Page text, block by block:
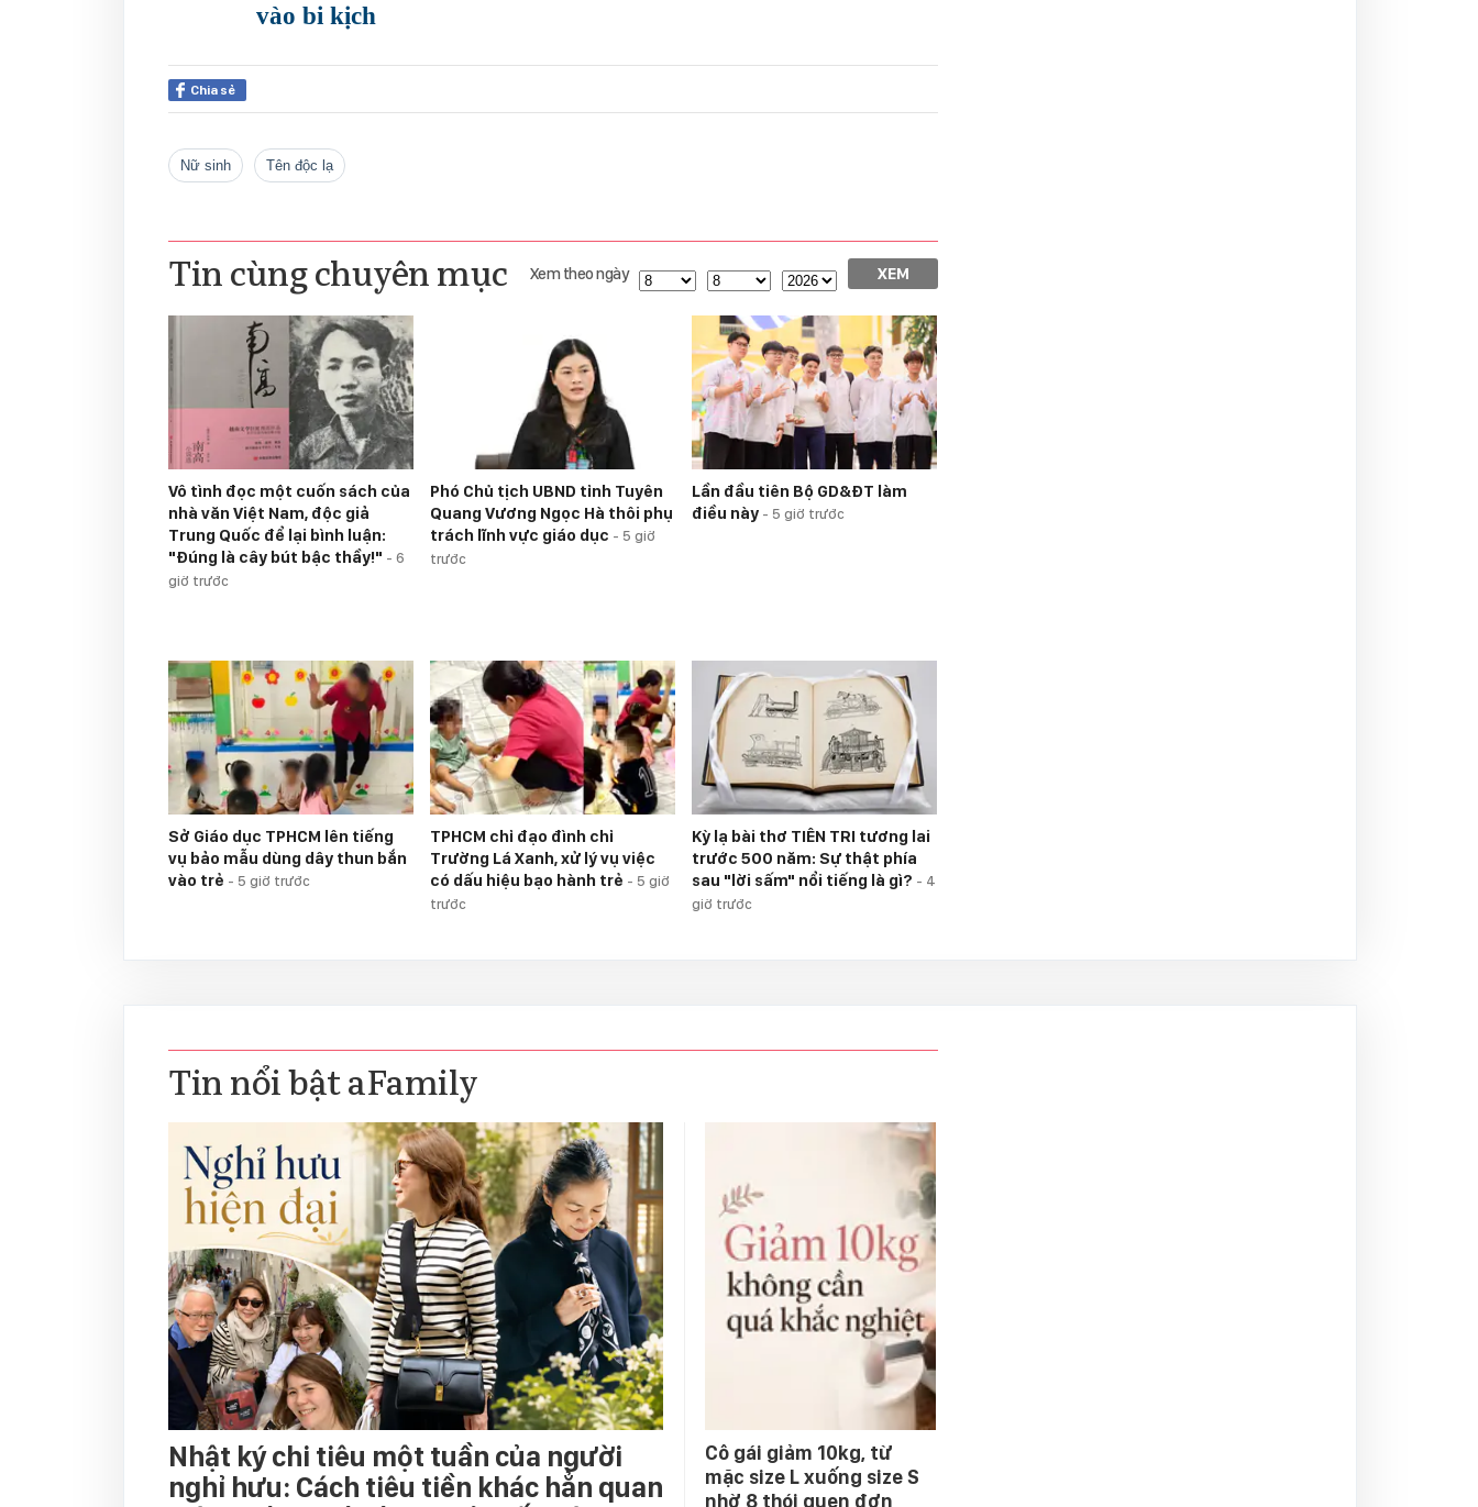
vào bi kịch
Chia sẻ
nữ sinh tên độc lạ
Tin cùng chuyên mục Xem theo ngày XEM
Vô tình đọc một cuốn sách của
nhà văn Việt Nam, độc giả
Trung Quốc để lại bình luận:
"Đúng là cây bút bậc thầy!" - 6
giờ trước
Phó Chủ tịch UBND tỉnh Tuyên
Quang Vương Ngọc Hà thôi phụ
trách lĩnh vực giáo dục - 5 giờ
trước
Lần đầu tiên Bộ GD&ĐT làm
điều này - 5 giờ trước
Sở Giáo dục TPHCM lên tiếng
vụ bảo mẫu dùng dây thun bắn
vào trẻ - 5 giờ trước
TPHCM chỉ đạo đình chỉ
Trường Lá Xanh, xử lý vụ việc
có dấu hiệu bạo hành trẻ - 5 giờ
trước
Kỳ lạ bài thơ TIÊN TRI tương lai
trước 500 năm: Sự thật phía
sau "lời sấm" nổi tiếng là gì? - 4
giờ trước
Tin nổi bật aFamily
Nhật ký chi tiêu một tuần của người
nghỉ hưu: Cách tiêu tiền khác hẳn quan
Cô gái giảm 10kg, từ
mặc size L xuống size S
nhờ 8 thói quen đơn